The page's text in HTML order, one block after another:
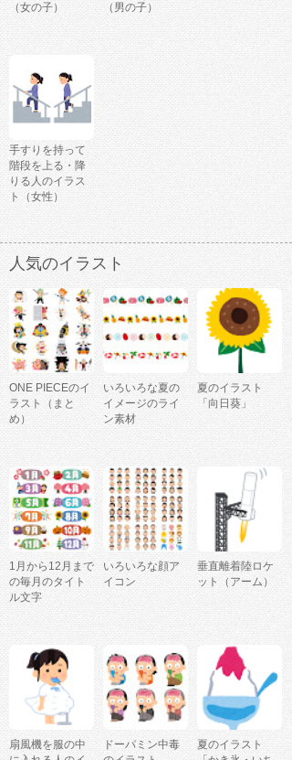
（女の子）
（男の子）
手すりを持って
階段を上る・降
りる人のイラス
ト（女性）
人気のイラスト
ONE PIECEのイ
ラスト（まと
め）
いろいろな夏の
イメージのライ
ン素材
夏のイラスト
「向日葵」
1月から12月まで
の毎月のタイト
ル文字
いろいろな顔ア
イコン
垂直離着陸ロケ
ット（アーム）
扇風機を服の中
ドーパミン中毒
夏のイラスト